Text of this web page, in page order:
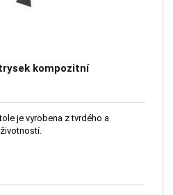
kompozitní
je vyrobena z tvrdého a